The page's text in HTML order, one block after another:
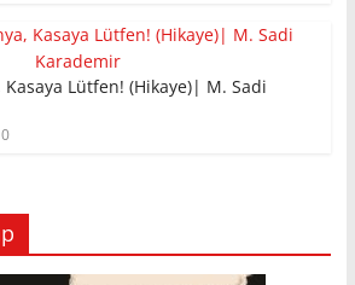
Kasaya Lütfen! (Hikaye)| M. Sadi
0